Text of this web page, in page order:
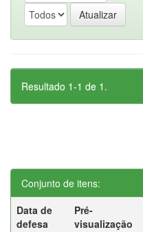
Resultado 1-1 de 1.
Conjunto de itens:
Data de
defesa
Pré-
visualização